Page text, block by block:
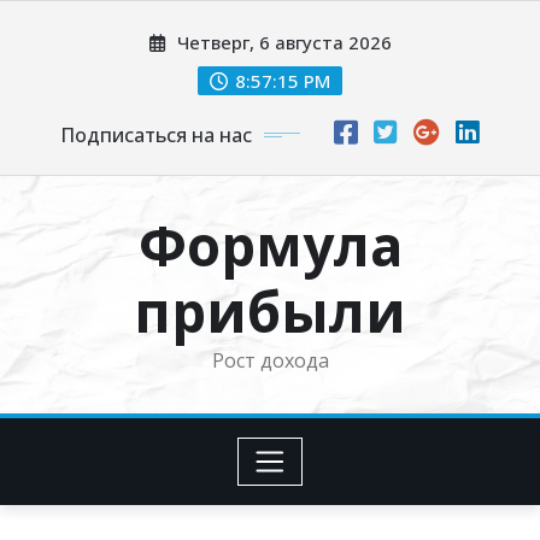
Четверг, 6 августа 2026
8:57:16 PM
Подписаться на нас
Формула
прибыли
Рост дохода